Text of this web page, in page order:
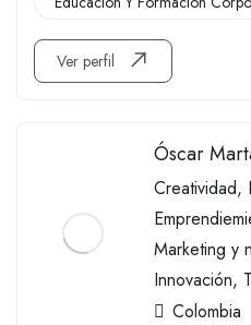
Ver perfil
Óscar
Creatividad,
Marketing y
Innovación,
Colombia